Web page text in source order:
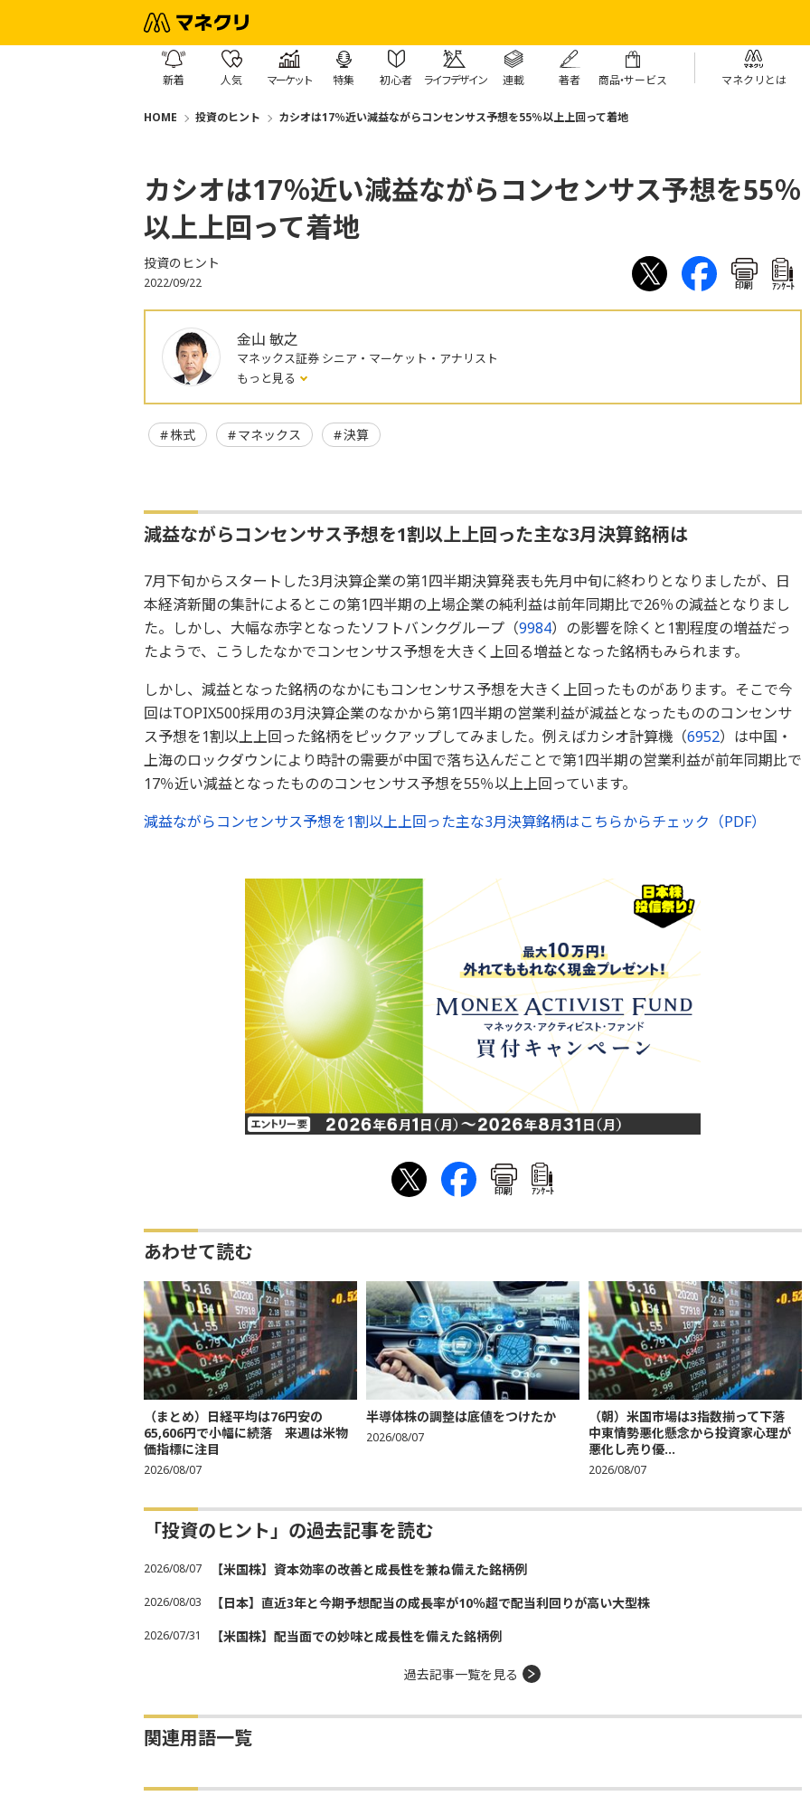
新着 人気 マーケット 特集 初心者 ライフデザイン 連載 著者 商品・サービス マネクリとは
HOME 投資のヒント カシオは17％近い減益ながらコンセンサス予想を55％以上上回って着地
カシオは17％近い減益ながらコンセンサス予想を55％
以上上回って着地
投資のヒント
2022/09/22 印刷 ｱﾝｹｰﾄ
金山 敏之
マネックス証券 シニア・マーケット・アナリスト
もっと見る
株式 マネックス 決算
減益ながらコンセンサス予想を1割以上上回った主な3月決算銘柄は
7月下旬からスタートした3月決算企業の第1四半期決算発表も先月中旬に終わりとなりましたが、日
本経済新聞の集計によるとこの第1四半期の上場企業の純利益は前年同期比で26％の減益となりまし
た。しかし、大幅な赤字となったソフトバンクグループ（9984）の影響を除くと1割程度の増益だっ
たようで、こうしたなかでコンセンサス予想を大きく上回る増益となった銘柄もみられます。
しかし、減益となった銘柄のなかにもコンセンサス予想を大きく上回ったものがあります。そこで今
回はTOPIX500採用の3月決算企業のなかから第1四半期の営業利益が減益となったもののコンセンサ
ス予想を1割以上上回った銘柄をピックアップしてみま した。例えばカシオ計算機（6952）は中国・
上海のロックダウンにより時計の需要が中国で落ち込んだことで第1四半期の営業利益が前年同期比で
17％近い減益となったもののコンセンサス予想を55％以上上回っています。
減益ながらコンセンサス予想を1割以上上回った主な3月決算銘柄はこちらからチェック（PDF）
印刷 ｱﾝｹｰﾄ
あわせて読む
（まとめ）日経平均は76円安の
65,606円で小幅に続落 来週は米物
価指標に注目
2026/08/07
半導体株の調整は底値をつけたか
2026/08/07
（朝）米国市場は3指数揃って下落
中東情勢悪化懸念から投資家心理が
悪化し売り優...
2026/08/07
「投資のヒント」の過去記事を読む
2026/08/07 【米国株】資本効率の改善と成長性を兼ね備えた銘柄例
2026/08/03 【日本】直近3年と今期予想配当の成長率が10％超で配当利回りが高い大型株
2026/07/31 【米国株】配当面での妙味と成長性を備えた銘柄例
過去記事一覧を見る
関連用語一覧